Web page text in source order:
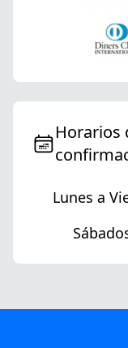
Horarios
Lunes a